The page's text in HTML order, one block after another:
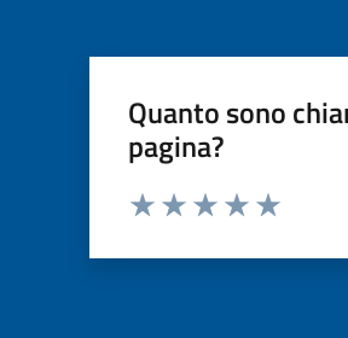
Quanto sono
pagina?
Valuta da 1 a 5 stelle la pagina